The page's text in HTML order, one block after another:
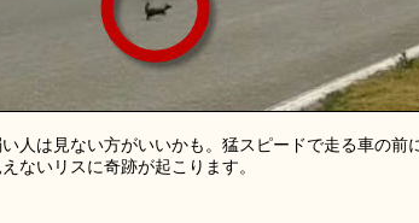
人は見ない方がいいかも。猛スピードで走る車の前
ないリスに奇跡が起こります。